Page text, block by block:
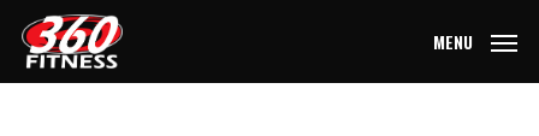
Skip
main
MENU